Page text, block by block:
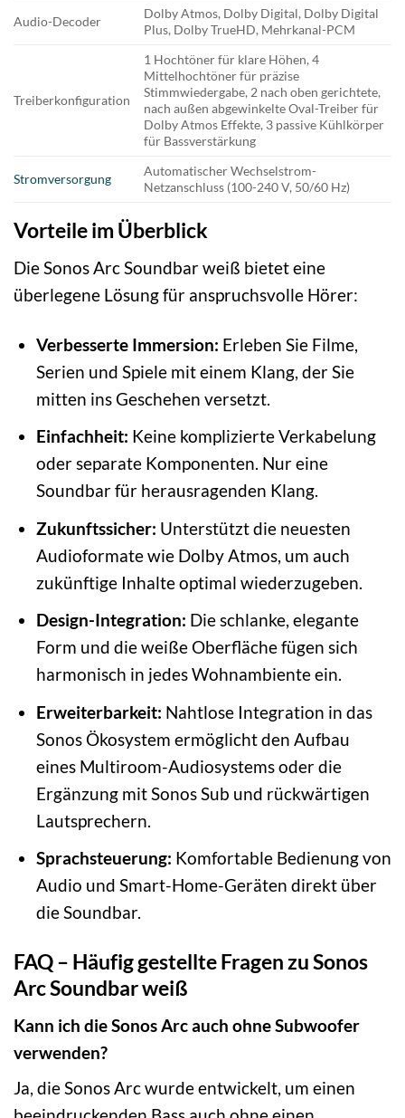
Audio-Decoder
Dolby Atmos, Dolby Digital, Dolby Digital
Plus, Dolby TrueHD, Mehrkanal-PCM
Treiberkonfiguration
1 Hochtöner für klare Höhen, 4
Mittelhochtöner für präzise
Stimmwiedergabe, 2 nach oben gerichtete,
nach außen abgewinkelte Oval-Treiber für
Dolby Atmos Effekte, 3 passive Kühlkörper
für Bassverstärkung
Stromversorgung
Automatischer Wechselstrom-
Netzanschluss (100-240 V, 50/60 Hz)
Vorteile im Überblick
Die Sonos Arc Soundbar weiß bietet eine
überlegene Lösung für anspruchsvolle Hörer:
Verbesserte Immersion: Erleben Sie Filme,
Serien und Spiele mit einem Klang, der Sie
mitten ins Geschehen versetzt.
Einfachheit: Keine komplizierte Verkabelung
oder separate Komponenten. Nur eine
Soundbar für herausragenden Klang.
Zukunftssicher: Unterstützt die neuesten
Audioformate wie Dolby Atmos, um auch
zukünftige Inhalte optimal wiederzugeben.
Design-Integration: Die schlanke, elegante
Form und die weiße Oberfläche fügen sich
harmonisch in jedes Wohnambiente ein.
Erweiterbarkeit: Nahtlose Integration in das
Sonos Ökosystem ermöglicht den Aufbau
eines Multiroom-Audiosystems oder die
Ergänzung mit Sonos Sub und rückwärtigen
Lautsprechern.
Sprachsteuerung: Komfortable Bedienung von
Audio und Smart-Home-Geräten direkt über
die Soundbar.
FAQ – Häufig gestellte Fragen zu Sonos
Arc Soundbar weiß
Kann ich die Sonos Arc auch ohne Subwoofer
verwenden?
Ja, die Sonos Arc wurde entwickelt, um einen